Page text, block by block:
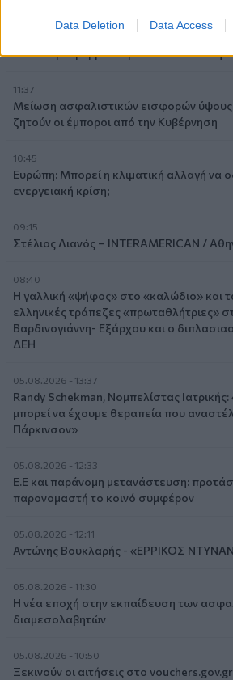
Data Deletion Data Access
καινοτόμα φάρμακα φτάνει τελικά
11:37
Μείωση ασφαλιστικών εισφορών
ζητούν οι έμποροι από την Κυβέρνηση
10:45
Ευρώπη: Μπορεί η κλιματική αλλαγή να
ενεργειακή κρίση;
09:15
Στέλιος Λιανός – INTERAMERICAN /
08:40
Η γαλλική «ψήφος» στο «καλώδιο» και
ελληνικές τράπεζες «πρωταθλήτριες»
Βαρδινογιάννη- Εξάρχου και ο
ΔΕΗ
05.08.2026 - 13:37
Randy Schekman, Νομπελίστας
μπορεί να έχουμε θεραπεία που
Πάρκινσον»
05.08.2026 - 12:33
Ε.Ε και παράνομη μετανάστευση:
παρονομαστή το κοινό συμφέρον
05.08.2026 - 12:11
Αντώνης Βουκλαρής - «ΕΡΡΙΚΟΣ
05.08.2026 - 11:30
Η νέα εποχή στην εκπαίδευση των
διαμεσολαβητών
05.08.2026 - 10:50
Ξεκινούν οι αιτήσεις στο